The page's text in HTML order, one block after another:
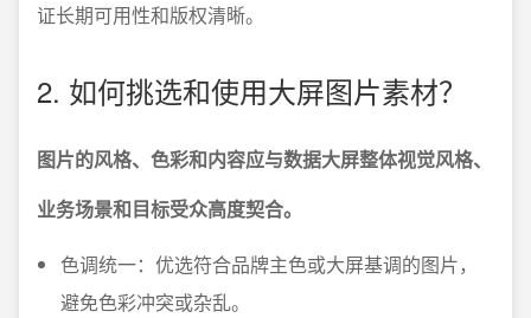
证长期可用性和版权清晰。
2. 如何挑选和使用大屏图片素材？
图片的风格、色彩和内容应与数据大屏整体视觉风格、
业务场景和目标受众高度契合。
色调统一：优选符合品牌主色或大屏基调的图片，
避免色彩冲突或杂乱。